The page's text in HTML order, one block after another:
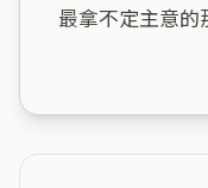
最拿不定主意的